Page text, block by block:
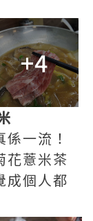
+4
一流！
花薏米茶
成個人都